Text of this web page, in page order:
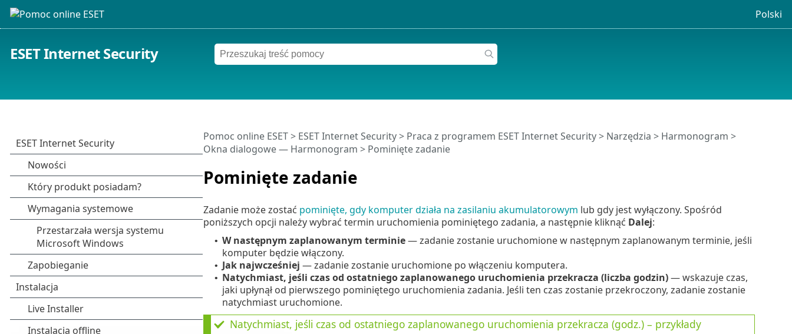
Polski
ESET Internet Security
Pominięte zadanie
Pomoc online ESET> ESET Internet Security> Praca z programem ESET Internet Security> Narzędzia > Harmonogram >
Okna dialogowe — Harmonogram > Pominięte zadanie
Zadanie może zostać pominięte, gdy komputer działa na zasilaniu akumulatorowym lub gdy jest wyłączony. Spośród
poniższych opcji należy wybrać termin uruchomienia pominiętego zadania, a następnie kliknąć Dalej:
• W następnym zaplanowanym terminie— zadanie zostanie uruchomione w następnym zaplanowanym terminie, jeśli
komputer będzie włączony.
• Jak najwcześniej — zadanie zostanie uruchomione po włączeniu komputera.
• Natychmiast, jeśli czas od ostatniego zaplanowanego uruchomienia przekracza (liczba godzin)— wskazuje czas,
jaki upłynął od pierwszego pominiętego uruchomienia zadania. Jeśli ten czas zostanie przekroczony, zadanie zostanie
natychmiast uruchomione.
Natychmiast, jeśli czas od ostatniego zaplanowanego uruchomienia przekracza (godz.) – przykłady